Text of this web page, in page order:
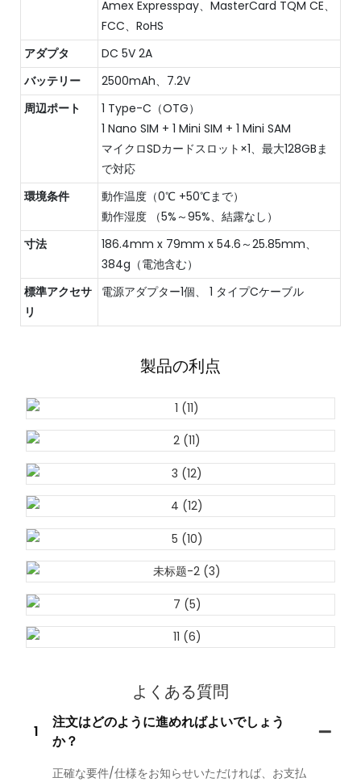
Amex Expresspay、MasterCard TQM CE、
FCC、RoHS
アダプタ
DC 5V 2A
バッテリー
2500mAh、7.2V
周辺ポート
1 Type-C（OTG）
1 Nano SIM + 1 Mini SIM + 1 Mini SAM
マイクロSDカードスロット×1、最大128GBま
で対応
環境条件
動作温度（0℃ +50℃まで）
動作湿度 （5%～95%、結露なし）
寸法
186.4mm x 79mm x 54.6～25.85mm、
384g（電池含む）
標準アクセサ
リ
電源アダプター1個、 1 タイプCケーブル
製品の利点
よくある質問
1
注文はどのように進めればよいでしょう
か？
正確な要件/仕様をお知らせいただければ、お支払